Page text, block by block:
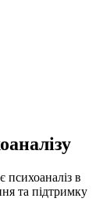
психоаналіз в
та підтримку